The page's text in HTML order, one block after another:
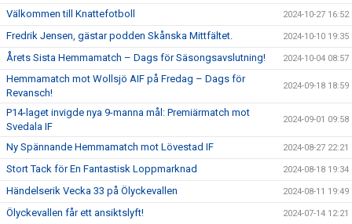
Välkommen till Knattefotboll 2024-10-27 16:52
Fredrik Jensen, gästar podden Skånska Mittfältet. 2024-10-10 19:35
Årets Sista Hemmamatch – Dags för Säsongsavslutning! 2024-10-04 08:57
Hemmamatch mot Wollsjö AIF på Fredag – Dags för
Revansch!
2024-09-18 18:59
P14-laget invigde nya 9-manna mål: Premiärmatch mot
Svedala IF
2024-09-01 09:58
Ny Spännande Hemmamatch mot Lövestad IF 2024-08-27 22:21
Stort Tack för En Fantastisk Loppmarknad 2024-08-18 19:34
Händelserik Vecka 33 på Ölyckevallen 2024-08-11 19:49
Ölyckevallen får ett ansiktslyft! 2024-07-14 12:21